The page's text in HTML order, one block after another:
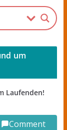
um
Laufenden!
Comment